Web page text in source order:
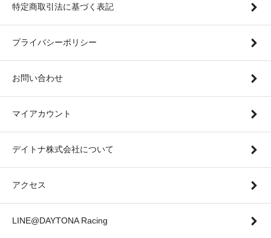
特定商取引法に基づく表記
プライバシーポリシー
お問い合わせ
マイアカウント
デイトナ株式会社について
アクセス
LINE@DAYTONA Racing